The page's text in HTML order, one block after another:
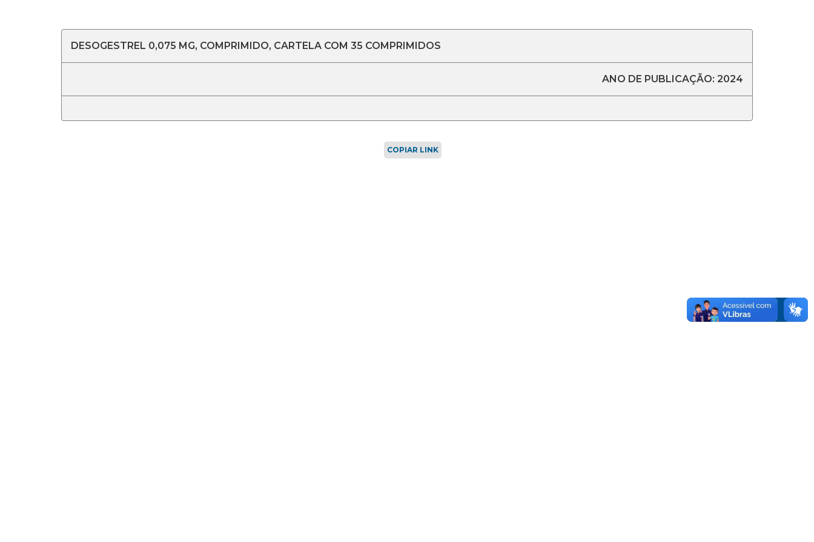
DESOGESTREL 0,075 MG, COMPRIMIDO, CARTELA COM 35 COMPRIMIDOS
ANO DE PUBLICAÇÃO: 2024
COPIAR LINK